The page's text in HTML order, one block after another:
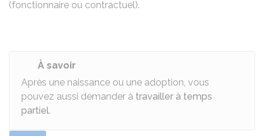
(fonctionnaire ou contractuel).
À savoir
Après une naissance ou une adoption, vous
pouvez aussi demander à travailler à temps
partiel.